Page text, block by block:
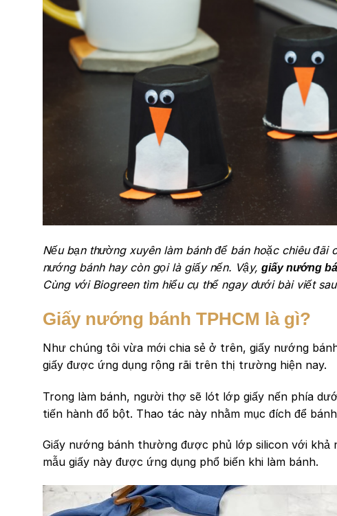
Nếu bạn thường xuyên làm bánh để bán hoặc chiêu
nướng bánh hay còn gọi là giấy nến. Vậy, giấy nướng
Cùng với Biogreen tìm hiểu cụ thể ngay dưới bài viết
Giấy nướng bánh TPHCM là gì?
Như chúng tôi vừa mới chia sẻ ở trên, giấy nướng
giấy được ứng dụng rộng rãi trên thị trường hiện nay.
Trong làm bánh, người thợ sẽ lót lớp giấy nến phía
tiến hành đổ bột. Thao tác này nhằm mục đích để
Giấy nướng bánh thường được phủ lớp silicon với khả
mẫu giấy này được ứng dụng phổ biến khi làm bánh.